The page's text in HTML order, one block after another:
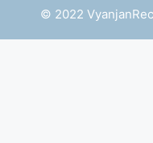
© 2022